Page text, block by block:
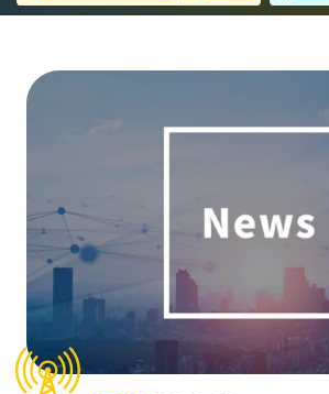
事業紹介
Jストリーム・技術の歴史
キャリア形成
動画配信 用語集